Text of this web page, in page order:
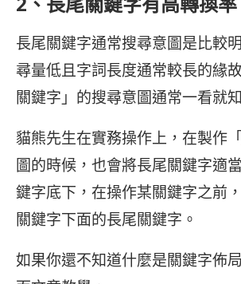
長尾關鍵字通常搜尋意圖是比較
尋量低且字詞長度通常較長的緣
關鍵字」的搜尋意圖通常一看就
貓熊先生在實務操作上，在製作「
圖的時候，也會將長尾關鍵字適
鍵字底下，在操作某關鍵字之前
關鍵字下面的長尾關鍵字。
如果你還不知道什麼是關鍵字佈